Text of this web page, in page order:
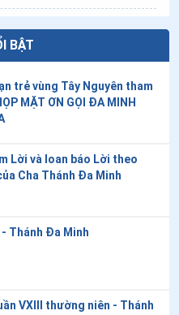
bạn đồng hành không
tin
năm của Đức Mẹ
lắng nghe tiếng của
chúng ta vượt qua
BẬT
trẻ vùng Tây Nguyên tham
MẶT ƠN GỌI ĐA MINH
Lời và loan báo Lời theo
Cha Thánh Đa Minh
- Thánh Đa Minh
VXIII thường niên - Thánh